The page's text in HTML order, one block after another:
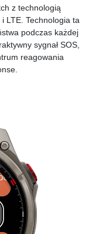
z technologią
LTE. Technologia ta
podczas każdej
sygnał SOS,
reagowania